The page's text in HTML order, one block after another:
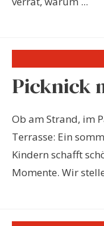
Picknick
Ob am Strand, im
Terrasse: Ein
Kindern schafft
Momente. Wir